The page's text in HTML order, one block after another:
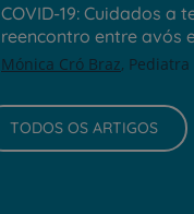
COVID-19: Cuidados a
reencontro entre avós
Mónica Cró Braz Pediatra
TODOS OS ARTIGOS